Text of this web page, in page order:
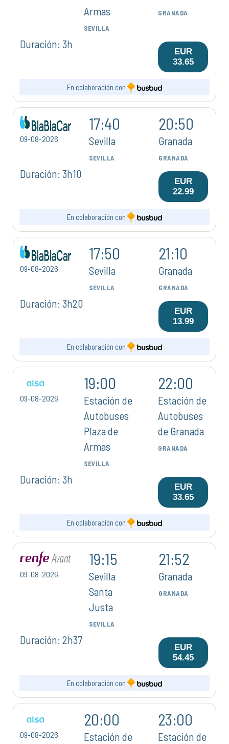
Armas
SEVILLA
GRANADA
Duración: 3h
EUR
33.65
En colaboración con
09-08-2026
17:40
Sevilla
SEVILLA
20:50
Granada
GRANADA
Duración: 3h10
EUR
22.99
En colaboración con
09-08-2026
17:50
Sevilla
SEVILLA
21:10
Granada
GRANADA
Duración: 3h20
EUR
13.99
En colaboración con
09-08-2026
19:00
Estación de
Autobuses
Plaza de
Armas
SEVILLA
22:00
Estación de
Autobuses
de Granada
GRANADA
Duración: 3h
EUR
33.65
En colaboración con
09-08-2026
19:15
Sevilla
Santa
Justa
SEVILLA
21:52
Granada
GRANADA
Duración: 2h37
EUR
54.45
En colaboración con
09-08-2026
20:00
Estación de
23:00
Estación de